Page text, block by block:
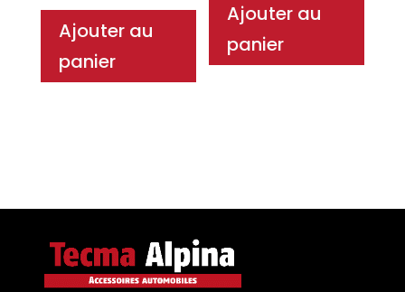
Ajouter au
panier
Ajouter au
panier